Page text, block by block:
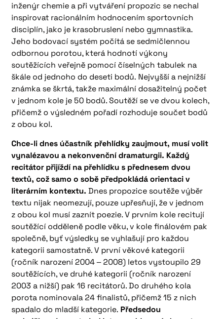
inženýr chemie a při vytváření propozic se nechal
inspirovat racionálním hodnocením sportovních
disciplín, jako je krasobruslení nebo gymnastika.
Jeho bodovací systém počítá se sedmičlennou
odbornou porotou, která hodnotí výkony
soutěžících veřejně pomocí číselných tabulek na
škále od jednoho do deseti bodů. Nejvyšší a nejnižší
známka se škrtá, takže maximální dosažitelný počet
v jednom kole je 50 bodů. Soutěží se ve dvou kolech,
přičemž o výsledném pořadí rozhoduje součet bodů
z obou kol.
Chce-li dnes účastník přehlídky zaujmout, musí volit
vynalézavou a nekonvenční dramaturgii. Každý
recitátor přijíždí na přehlídku s přednesem dvou
textů, což samo o sobě předpokládá orientaci v
literárním kontextu. Dnes propozice soutěže výběr
textu nijak neomezují, pouze upřesňují, že v jednom
z obou kol musí zaznít poezie. V prvním kole recitují
soutěžící odděleně podle věku, v kole finálovém pak
společně, byť výsledky se vyhlašují pro každou
kategorii samostatně. V první věkové kategorii
(ročník narození 2004 ‒ 2008) letos vystoupilo 29
soutěžících, ve druhé kategorii (ročník narození
2003 a nižší) pak 16 recitátorů. Do druhého kola
porota nominovala 24 finalistů, přičemž 15 z nich
spadalo do mladší kategorie. Předsedou